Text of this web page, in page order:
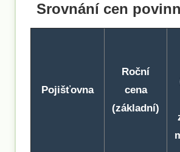
Srovnání cen
Pojišťovna
Roční
cena
(základní)